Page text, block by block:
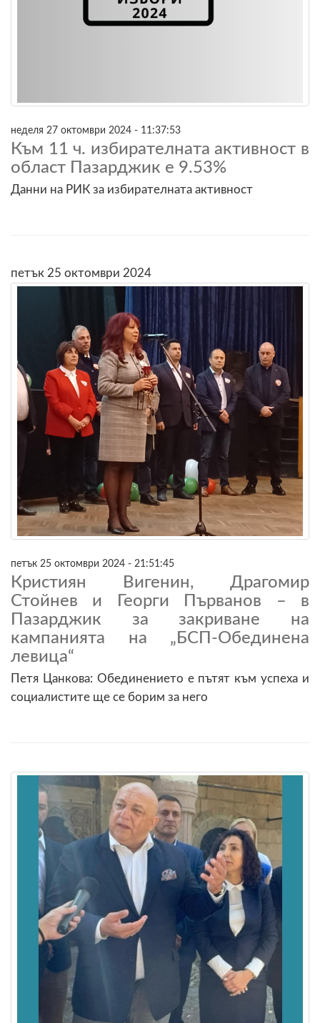
неделя 27 октомври 2024 - 11:37:53
Към 11 ч. избирателната активност в
област Пазарджик е 9.53%
Данни на РИК за избирателната активност
петък 25 октомври 2024
петък 25 октомври 2024 - 21:51:45
Кристиян Вигенин, Драгомир
Стойнев и Георги Първанов – в
Пазарджик за закриване на
кампанията на „БСП-Обединена
левица“
Петя Цанкова: Обединението е пътят към успеха и
социалистите ще се борим за него